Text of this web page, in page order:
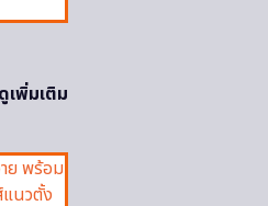
ดูเพิ่มเติม